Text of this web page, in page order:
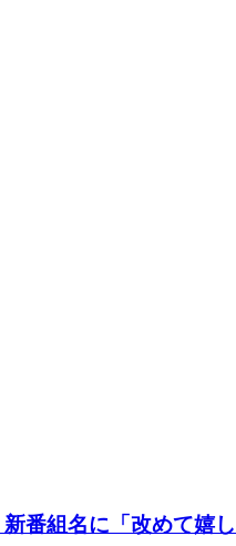
番組名に「改めて嬉